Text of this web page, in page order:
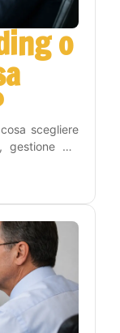
o
scegliere
del